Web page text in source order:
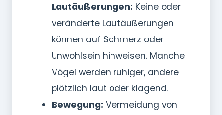
Lautäußerungen: Keine oder
veränderte Lautäußerungen
können auf Schmerz oder
Unwohlsein hinweisen. Manche
Vögel werden ruhiger, andere
plötzlich laut oder klagend.
Bewegung: Vermeidung von